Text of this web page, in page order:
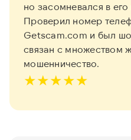
но засомневался в
Проверил номер
Getscam.com и был
связан с множеством
мошенничество.
★★★★★